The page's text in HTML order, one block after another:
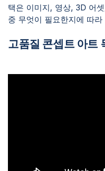
택은 이미지, 영상, 3D 어
중 무엇이 필요한지에 따라
고품질 콘셉트 아트